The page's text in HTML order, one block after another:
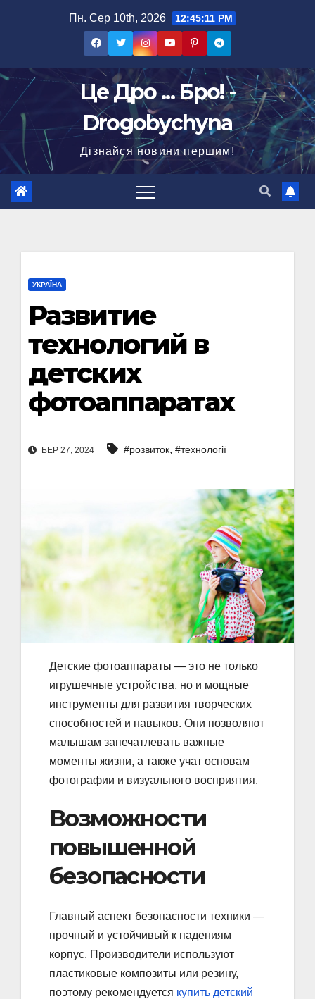
Пн. Сер 10th, 2026 12:45:12 PM
Це Дро ... Бро! -
Drogobychyna
Дізнайся новини першим!
УКРАЇНА
Развитие
технологий в
детских
фотоаппаратах
БЕР 27, 2024 #розвиток, #технології
Детские фотоаппараты — это не только
игрушечные устройства, но и мощные
инструменты для развития творческих
способностей и навыков. Они позволяют
малышам запечатлевать важные
моменты жизни, а также учат основам
фотографии и визуального восприятия.
Возможности
повышенной
безопасности
Главный аспект безопасности техники —
прочный и устойчивый к падениям
корпус. Производители используют
пластиковые композиты или резину,
поэтому рекомендуется купить детский